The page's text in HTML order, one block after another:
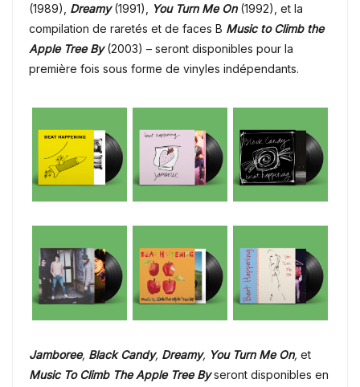
(1989), Dreamy(1991), You Turn Me On(1992), et la
compilation de raretés et de faces B Music to Climb the
Apple Tree By(2003) – seront disponibles pour la
première fois sous forme de vinyles indépendants.
Jamboree, Black Candy, Dreamy, You Turn Me On, et
Music To Climb The Apple Tree Byseront disponibles en